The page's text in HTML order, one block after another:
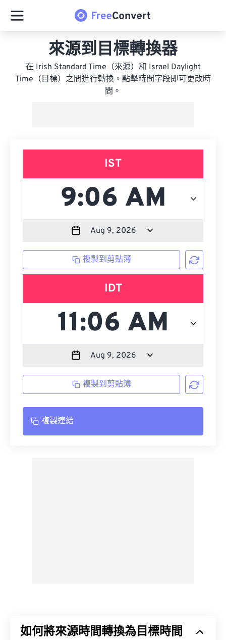
來源到目標轉換器
在 Irish Standard Time（來源）和 Israel Daylight
Time（目標）之間進行轉換。點擊時間字段即可更改時
間。
IST
複製到剪貼簿
IDT
複製到剪貼簿
複製連結
如何將來源時間轉換為目標時間